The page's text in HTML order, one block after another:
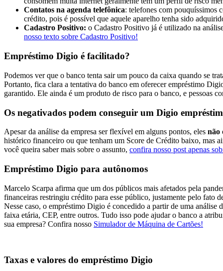
Contatos na agenda telefônica: telefones com pouquíssimos
crédito, pois é possível que aquele aparelho tenha sido
Cadastro Positivo: o Cadastro Positivo já é utilizado na
nosso texto sobre Cadastro Positivo!
Empréstimo Digio é facilitado?
Podemos ver que o banco tenta sair um pouco da caixa quando se
Portanto, fica clara a tentativa do banco em oferecer empréstimo
garantido. Ele ainda é um produto de risco para o banco, e pessoas
Os negativados podem conseguir um Digio
Apesar da análise da empresa ser flexível em alguns pontos, eles não
histórico financeiro ou que tenham um Score de Crédito baixo, mas
você queira saber mais sobre o assunto, confira nosso post apenas
Empréstimo Digio para autônomos
Marcelo Scarpa afirma que um dos públicos mais afetados pela
financeiras restringiu crédito para esse público, justamente pelo fato
Nesse caso, o empréstimo Digio é concedido a partir de uma
faixa etária, CEP, entre outros. Tudo isso pode ajudar o banco a
sua empresa? Confira nosso Simulador de Máquina de Cartões!
Taxas e valores do empréstimo Digio